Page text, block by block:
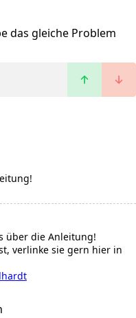
das gleiche Problem
über die Anleitung!
verlinke sie gern hier in